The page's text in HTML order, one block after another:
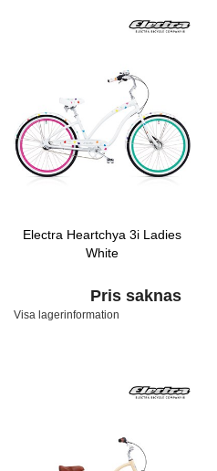
Electra Heartchya 3i Ladies
White
Pris saknas
Visa lagerinformation